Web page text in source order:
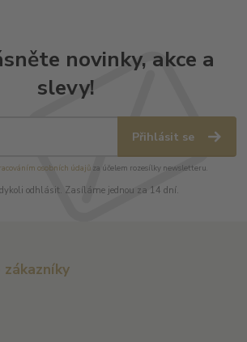
novinky, akce a
slevy!
Přihlásit se
osobních údajůza účelem rozesílky newsletteru.
odhlásit. Zasíláme jednou za 14 dní.